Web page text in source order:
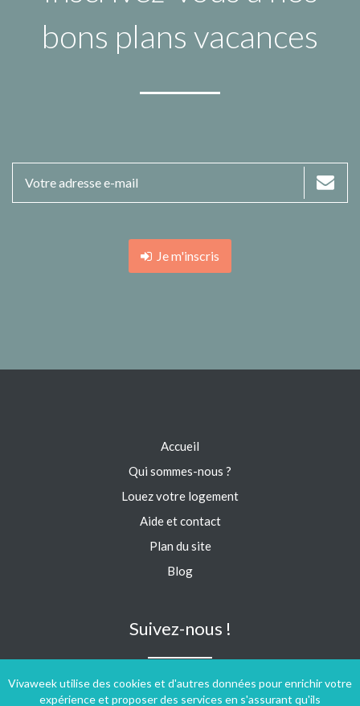
bons plans vacances
Je m'inscris
Vivaweek utilise des cookies et d'autres données pour enrichir votre
expérience et proposer des services en s'assurant qu'ils
Accueil
Qui sommes-nous ?
Louez votre logement
Aide et contact
Plan du site
Blog
Suivez-nous !